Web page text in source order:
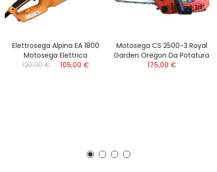
Elettrosega Alpina EA 1800
Motosega Elettrica
120,00 €
105,00 €
Motosega CS 2500-3 Royal
Garden Oregon Da Potatura
175,00 €